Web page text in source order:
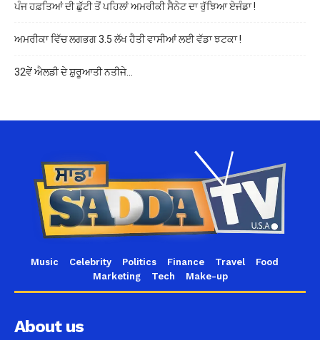
ਪੰਜ ਹਫ਼ਤਿਆਂ ਦੀ ਛੁੱਟੀ ਤੋਂ ਪਹਿਲਾਂ ਅਮਰੀਕੀ ਸੈਨੇਟ ਦਾ ਰੁੱਝਿਆ ਏਜੰਡਾ !
ਅਮਰੀਕਾ ਵਿੱਚ ਲਗਭਗ 3.5 ਲੱਖ ਹੈਤੀ ਵਾਸੀਆਂ ਲਈ ਵੱਡਾ ਝਟਕਾ !
32ਵੇਂ ਐਲਡੀ ਦੇ ਸ਼ੁਰੂਆਤੀ ਨਤੀਜੇ…
Music Celebrity Politics Finance Travel
Food
Marketing
Tech Make-up
About us